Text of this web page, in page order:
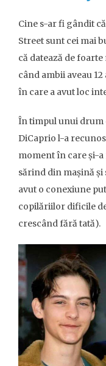
Cine s-ar fi gândit
Street sunt cei mai
că datează de
când ambii aveau
în care a avut loc
În timpul unui drum
DiCaprio l-a
moment în care și-a
sărind din mașină
avut o conexiune
copilăriilor dificile
crescând fără tată).